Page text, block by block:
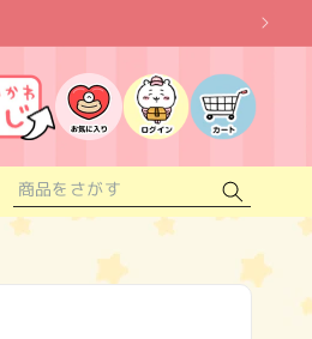
入
り
ス
ト
グ
イ
カ
ー
ト